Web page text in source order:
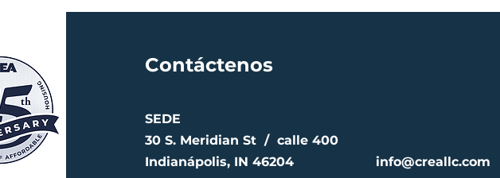
Contáctenos
SEDE
30 S. Meridian St / calle 400
Indianápolis, IN 46204
info@creallc.com